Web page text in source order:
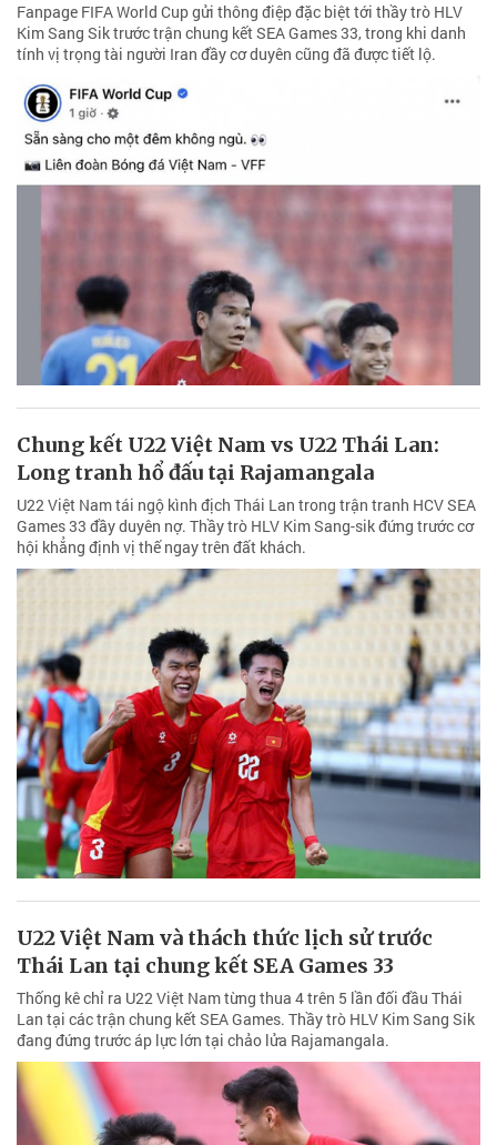
Fanpage FIFA World Cup gửi thông điệp đặc biệt tới thầy trò HLV
Kim Sang Sik trước trận chung kết SEA Games 33, trong khi danh
tính vị trọng tài người Iran đầy cơ duyên cũng đã được tiết lộ.
Chung kết U22 Việt Nam vs U22 Thái Lan:
Long tranh hổ đấu tại Rajamangala
U22 Việt Nam tái ngộ kình địch Thái Lan trong trận tranh HCV SEA
Games 33 đầy duyên nợ. Thầy trò HLV Kim Sang-sik đứng trước cơ
hội khẳng định vị thế ngay trên đất khách.
U22 Việt Nam và thách thức lịch sử trước
Thái Lan tại chung kết SEA Games 33
Thống kê chỉ ra U22 Việt Nam từng thua 4 trên 5 lần đối đầu Thái
Lan tại các trận chung kết SEA Games. Thầy trò HLV Kim Sang Sik
đang đứng trước áp lực lớn tại chảo lửa Rajamangala.